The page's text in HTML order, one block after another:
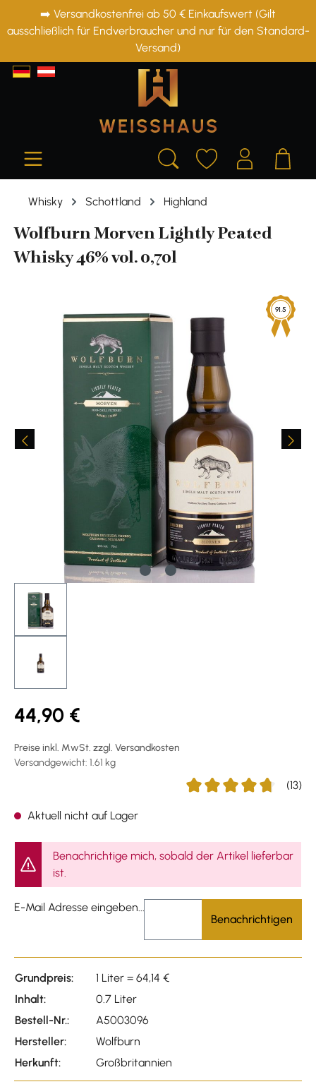
springen
➡️ Versandkostenfrei ab 50 € Einkaufswert (Gilt
ausschließlich für Endverbraucher und nur für den Standard-
Versand)
Whisky Schottland Highland
Wolfburn Morven Lightly Peated
Whisky 46% vol. 0,70l
91.5
44,90 €
Preise inkl. MwSt. zzgl. Versandkosten
Versandgewicht: 1.61 kg
(13)
Aktuell nicht auf Lager
Benachrichtige mich, sobald der Artikel lieferbar
ist.
E-Mail Adresse eingeben...
Benachrichtigen
Grundpreis:
1 Liter = 64,14 €
Inhalt:
0.7 Liter
Bestell-Nr.:
A5003096
Hersteller:
Wolfburn
Herkunft:
Großbritannien